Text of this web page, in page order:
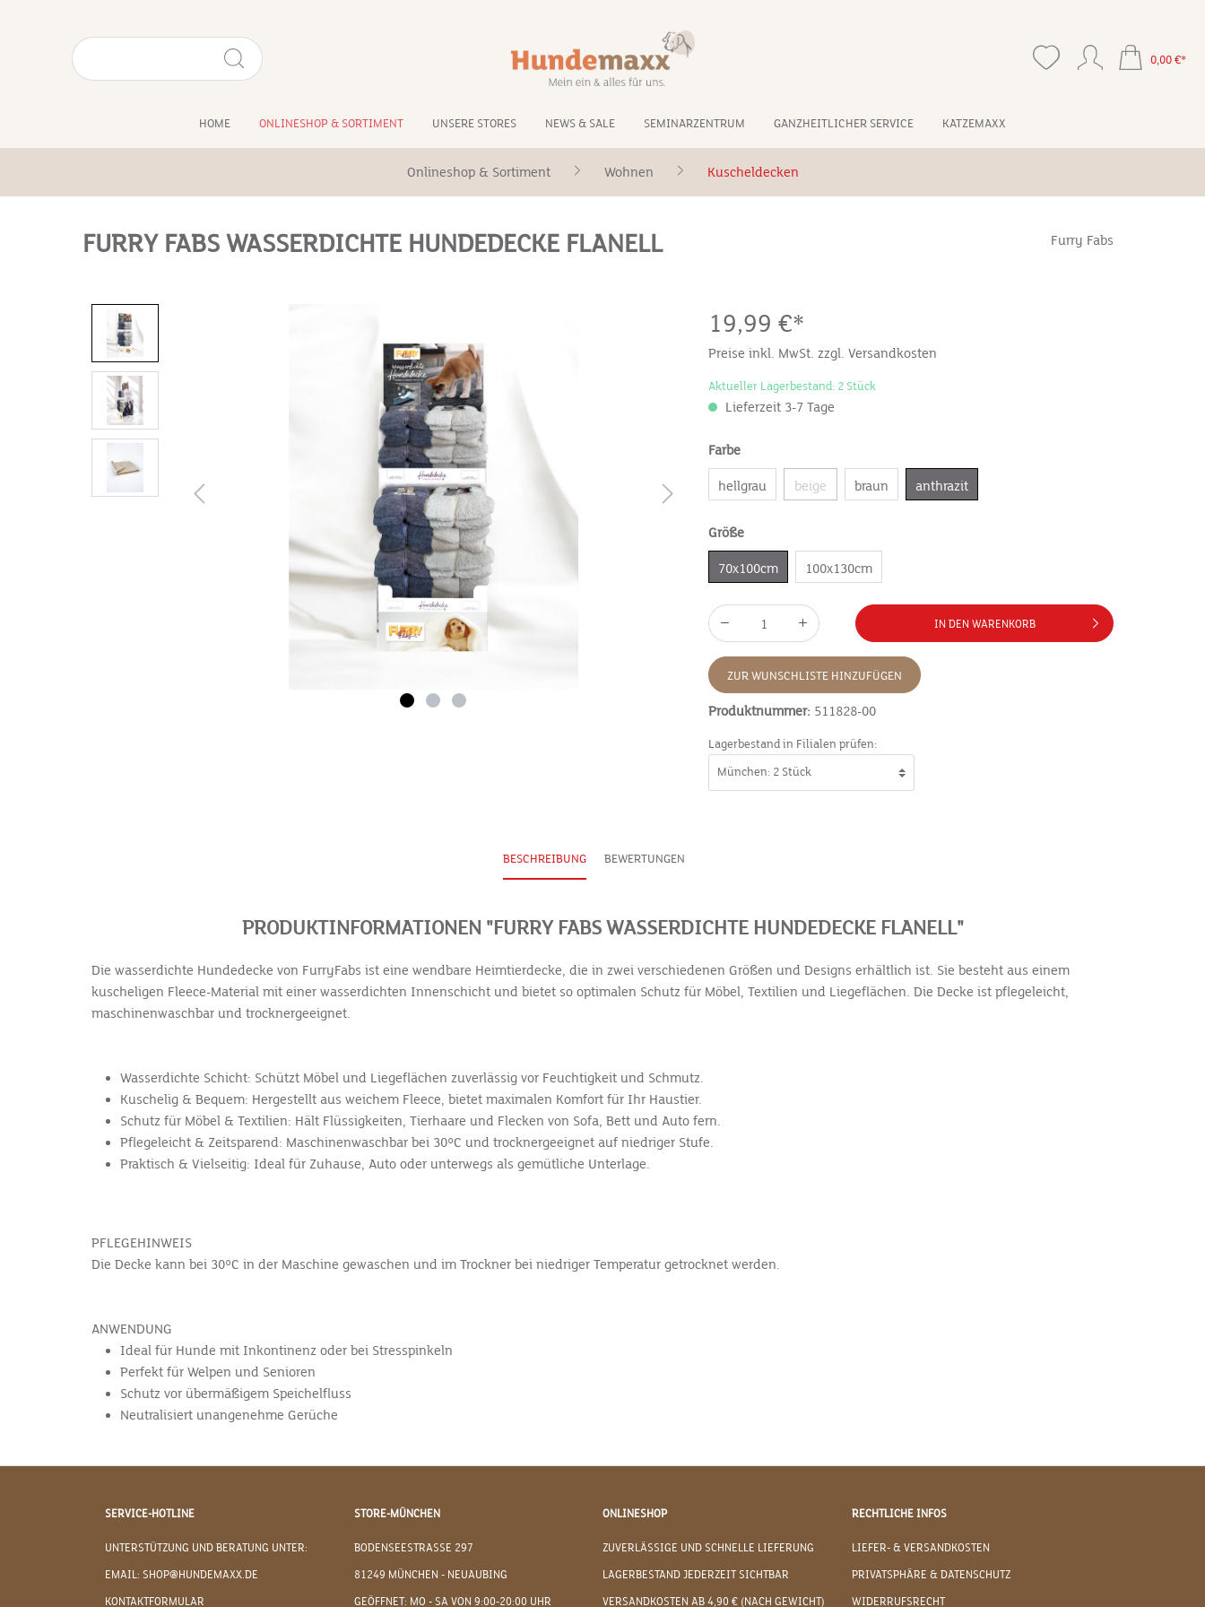
0,00 €*
HOME ONLINESHOP & SORTIMENT UNSERE STORES NEWS & SALE SEMINARZENTRUM GANZHEITLICHER SERVICE KATZEMAXX
Onlineshop & Sortiment Wohnen Kuscheldecken
FURRY FABS WASSERDICHTE HUNDEDECKE FLANELL Furry Fabs
19,99 €*
Preise inkl. MwSt. zzgl. Versandkosten
Aktueller Lagerbestand: 2 Stück
Lieferzeit 3-7 Tage
Farbe
hellgrau beige braun anthrazit
Größe
70x100cm 100x130cm
IN DEN WARENKORB
ZUR WUNSCHLISTE HINZUFÜGEN
Produktnummer: 511828-00
Lagerbestand in Filialen prüfen:
BESCHREIBUNG BEWERTUNGEN
PRODUKTINFORMATIONEN "FURRY FABS WASSERDICHTE HUNDEDECKE FLANELL"
Die wasserdichte Hundedecke von FurryFabs ist eine wendbare Heimtierdecke, die in zwei verschiedenen Größen und Designs erhältlich ist. Sie besteht aus einem
kuscheligen Fleece-Material mit einer wasserdichten Innenschicht und bietet so optimalen Schutz für Möbel, Textilien und Liegeflächen. Die Decke ist pflegeleicht,
maschinenwaschbar und trocknergeeignet.
Wasserdichte Schicht: Schützt Möbel und Liegeflächen zuverlässig vor Feuchtigkeit und Schmutz.
Kuschelig & Bequem: Hergestellt aus weichem Fleece, bietet maximalen Komfort für Ihr Haustier.
Schutz für Möbel & Textilien: Hält Flüssigkeiten, Tierhaare und Flecken von Sofa, Bett und Auto fern.
Pflegeleicht & Zeitsparend: Maschinenwaschbar bei 30°C und trocknergeeignet auf niedriger Stufe.
Praktisch & Vielseitig: Ideal für Zuhause, Auto oder unterwegs als gemütliche Unterlage.
PFLEGEHINWEIS
Die Decke kann bei 30°C in der Maschine gewaschen und im Trockner bei niedriger Temperatur getrocknet werden.
ANWENDUNG
Ideal für Hunde mit Inkontinenz oder bei Stresspinkeln
Perfekt für Welpen und Senioren
Schutz vor übermäßigem Speichelfluss
Neutralisiert unangenehme Gerüche
SERVICE-HOTLINE
UNTERSTÜTZUNG UND BERATUNG UNTER:
EMAIL: SHOP@HUNDEMAXX.DE
KONTAKTFORMULAR
STORE-MÜNCHEN
BODENSEESTRASSE 297
81249 MÜNCHEN - NEUAUBING
GEÖFFNET: MO - SA VON 9:00-20:00 UHR
ONLINESHOP
ZUVERLÄSSIGE UND SCHNELLE LIEFERUNG
LAGERBESTAND JEDERZEIT SICHTBAR
VERSANDKOSTEN AB 4,90 € (NACH GEWICHT)
RECHTLICHE INFOS
LIEFER- & VERSANDKOSTEN
PRIVATSPHÄRE & DATENSCHUTZ
WIDERRUFSRECHT